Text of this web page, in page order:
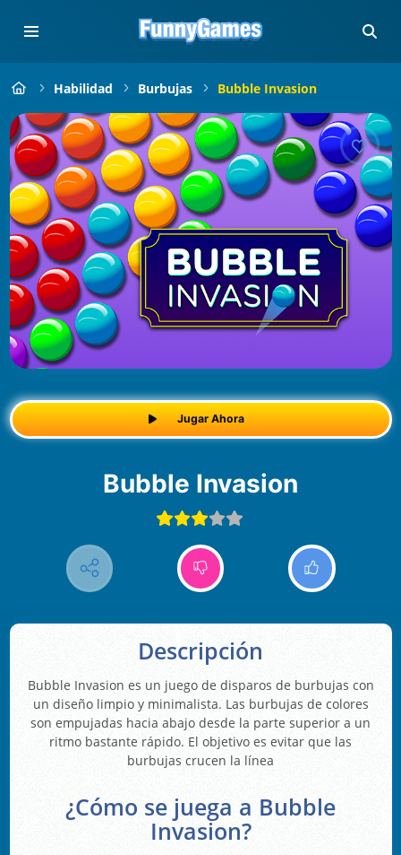
Habilidad Burbujas Bubble Invasion
Jugar Ahora
Bubble Invasion
Descripción
Bubble Invasion es un juego de disparos de burbujas con
un diseño limpio y minimalista. Las burbujas de colores
son empujadas hacia abajo desde la parte superior a un
ritmo bastante rápido. El objetivo es evitar que las
burbujas crucen la línea
¿Cómo se juega a Bubble
Invasion?